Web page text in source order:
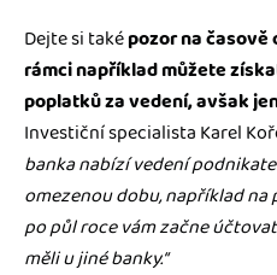
Dejte si taképozor na časově
rámci například můžete
poplatků za vedení, avšak
Investiční specialista Karel
banka nabízí vedení
omezenou dobu, například na
po půl roce vám začne
měli u jiné banky.“